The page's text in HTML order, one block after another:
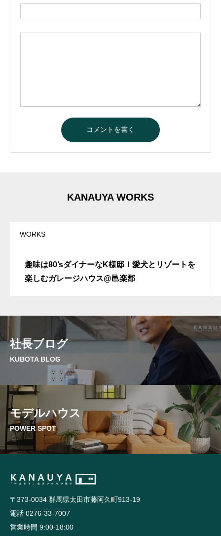
l
KANAUYA WORKS
WORKS
趣味は80’sダイナーなK様邸！愛犬とリゾートを
楽しむガレージハウス@邑楽郡
社長ブログ
KUBOTA BLOG
モデルハウス
POWER SPOT
〒373-0034 群馬県太田市藤阿久町913-19
電話 0276-33-7007
営業時間 9:00-18:00